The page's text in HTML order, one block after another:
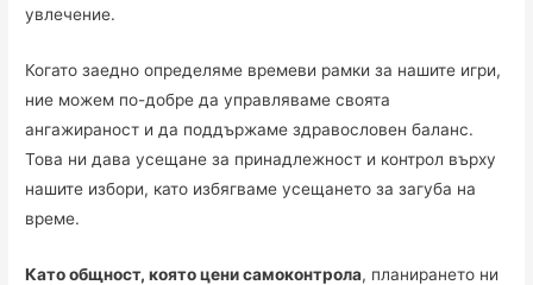
увлечение.
Когато заедно определяме времеви рамки за нашите игри,
ние можем по-добре да управляваме своята
ангажираност и да поддържаме здравословен баланс.
Това ни дава усещане за принадлежност и контрол върху
нашите избори, като избягваме усещането за загуба на
време.
Като общност, която цени самоконтрола, планирането ни